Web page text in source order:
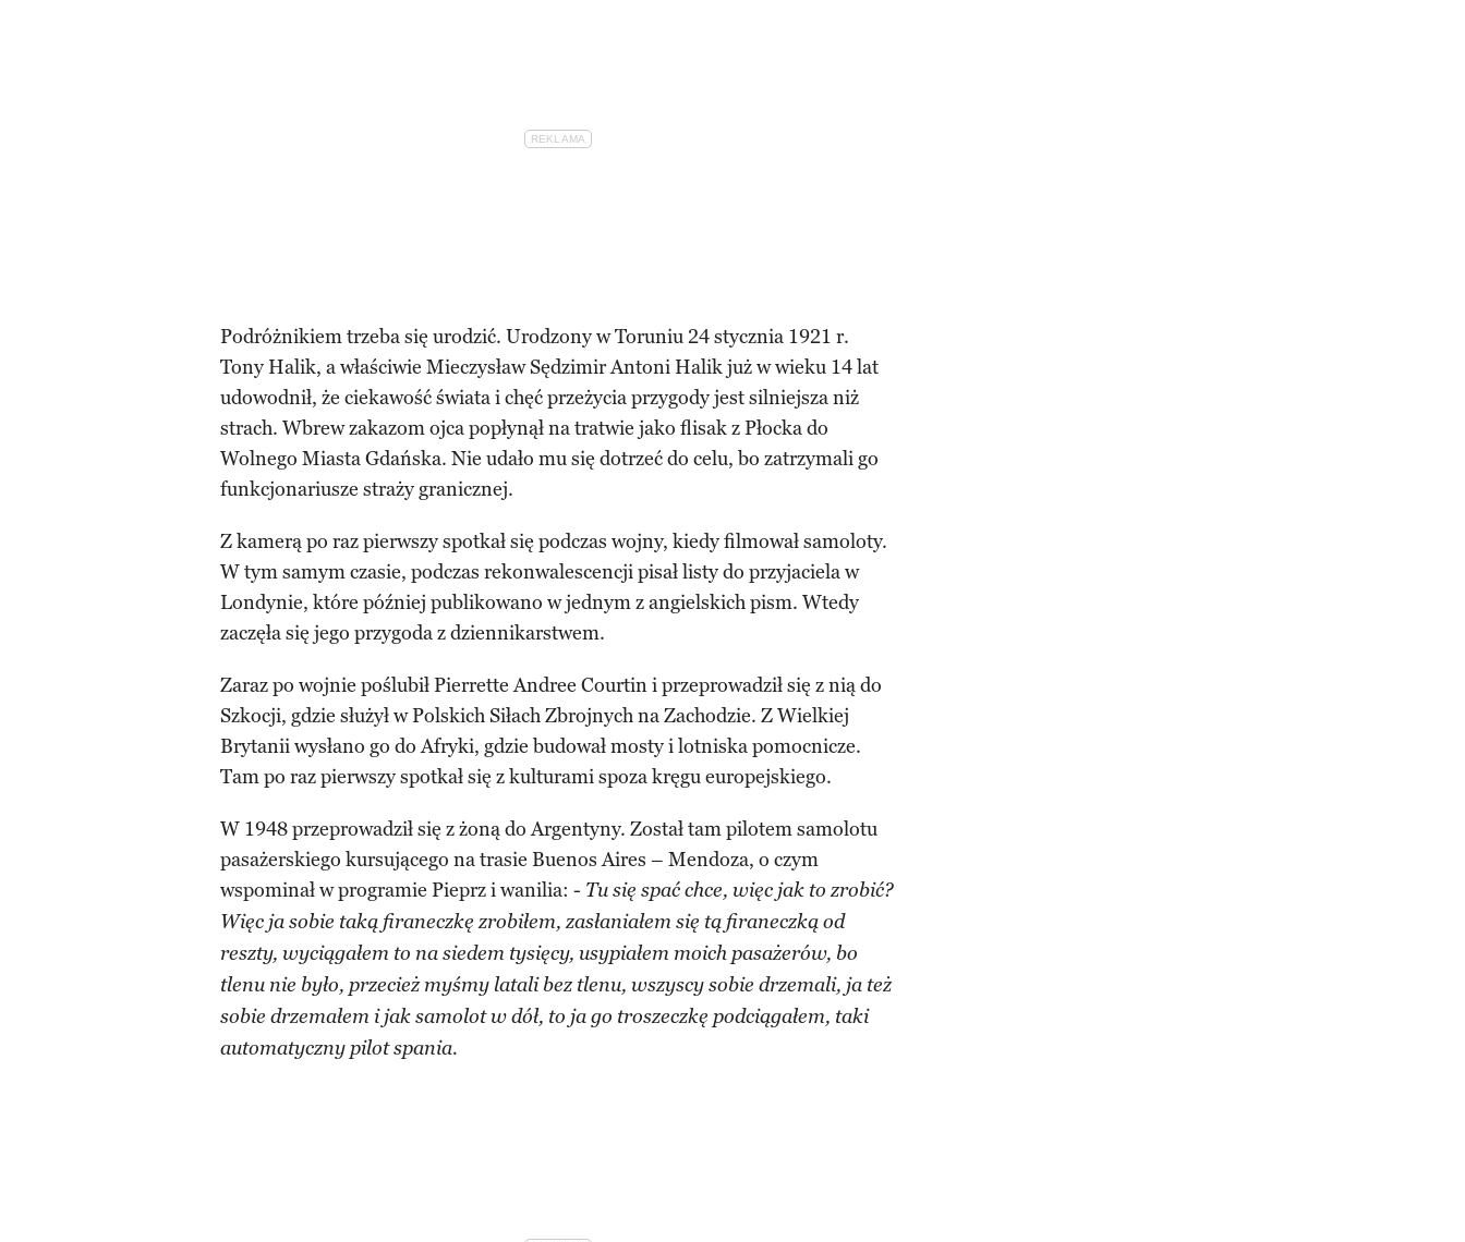
Podróżnikiem trzeba się urodzić. Urodzony w Toruniu 24 stycznia 1921 r.
Tony Halik, a właściwie Mieczysław Sędzimir Antoni Halik już w wieku 14 lat
udowodnił, że ciekawość świata i chęć przeżycia przygody jest silniejsza niż
strach. Wbrew zakazom ojca popłynął na tratwie jako flisak z Płocka do
Wolnego Miasta Gdańska. Nie udało mu się dotrzeć do celu, bo zatrzymali go
funkcjonariusze straży granicznej.
Z kamerą po raz pierwszy spotkał się podczas wojny, kiedy filmował samoloty.
W tym samym czasie, podczas rekonwalescencji pisał listy do przyjaciela w
Londynie, które później publikowano w jednym z angielskich pism. Wtedy
zaczęła się jego przygoda z dziennikarstwem.
Zaraz po wojnie poślubił Pierrette Andree Courtin i przeprowadził się z nią do
Szkocji, gdzie służył w Polskich Siłach Zbrojnych na Zachodzie. Z Wielkiej
Brytanii wysłano go do Afryki, gdzie budował mosty i lotniska pomocnicze.
Tam po raz pierwszy spotkał się z kulturami spoza kręgu europejskiego.
W 1948 przeprowadził się z żoną do Argentyny. Został tam pilotem samolotu
pasażerskiego kursującego na trasie Buenos Aires – Mendoza, o czym
wspominał w programie Pieprz i wanilia: - Tu się spać chce, więc jak to zrobić?
Więc ja sobie taką firaneczkę zrobiłem, zasłaniałem się tą firaneczką od
reszty, wyciągałem to na siedem tysięcy, usypiałem moich pasażerów, bo
tlenu nie było, przecież myśmy latali bez tlenu, wszyscy sobie drzemali, ja też
sobie drzemałem i jak samolot w dół, to ja go troszeczkę podciągałem, taki
automatyczny pilot spania.